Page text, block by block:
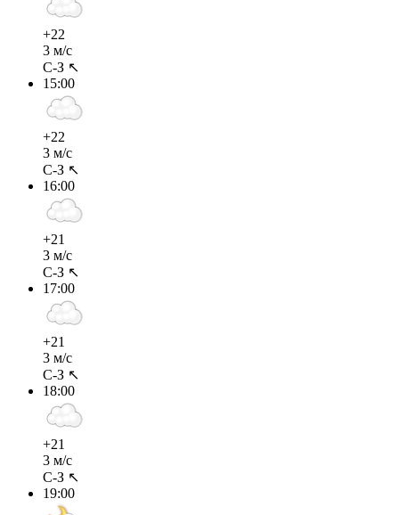
+22
3 м/с
С-З ↖
15:00
+22
3 м/с
С-З ↖
16:00
+21
3 м/с
С-З ↖
17:00
+21
3 м/с
С-З ↖
18:00
+21
3 м/с
С-З ↖
19:00